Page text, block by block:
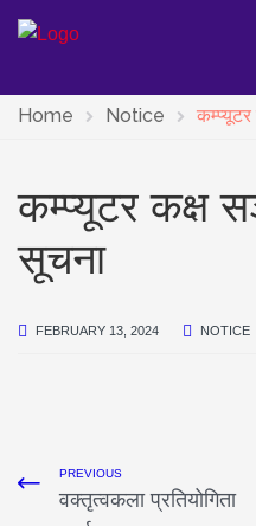
Home Notice
कम्प्यूटर कक्ष
सूचना
FEBRUARY 13, 2024 NOTICE
PREVIOUS
वक्तृत्वकला प्रतियोगिता